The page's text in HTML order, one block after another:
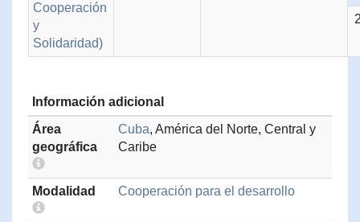
Cooperación
y
Solidaridad)
Información adicional
Área
geográfica
Cuba, América del Norte, Central y
Caribe
Modalidad Cooperación para el desarrollo